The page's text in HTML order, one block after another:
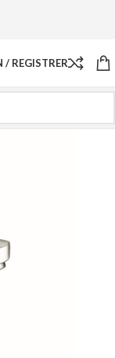
/ REGISTRER